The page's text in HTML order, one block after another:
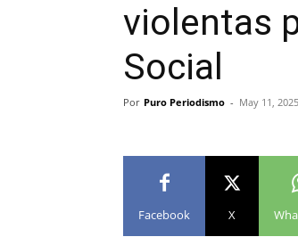
violentas
Social
Por Puro Periodismo - May 11, 2025
Facebook X